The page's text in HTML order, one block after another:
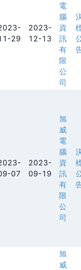
29
2023-
12-13
電
腦
資
訊
有
限
公
司
07
2023-
09-19
旭
威
電
腦
資
訊
有
限
公
司
旭
威